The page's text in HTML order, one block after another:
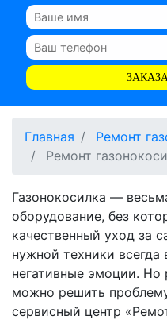
Главная
Ремонт
Ремонт
Газонокосилка —
оборудование, без
качественный уход за
нужной техники
негативные эмоции. Но
можно решить
сервисный центр